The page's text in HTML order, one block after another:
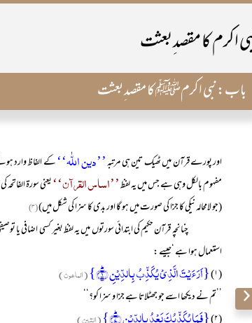
اکرم کا مقصد ِبعثت
باب:نبی اکرمﷺ کا مقصد ِبعثت
اور پورے قرآن میں ٹھیک تین ہی مرتبہ’’دین اللّٰہ‘‘کے الفاظ وارد
مفہوم بالکل وہی ہے جس میں یہ لفظ’’اساس القرآن‘‘یعنی سورۃ
(جو لامحالہ نیکی کا جزا کی صورت میں ہو گا اور بدی کا سزا کی شکل میں)(۳)
چنانچہ قرآن حکیم کی ابتدائی سورتوں میں یہ لفظ بغیر کسی اضافی یا
استعمال ہوا ہے ‘جیسے :
(۱) {اَرَءَیۡتَ الَّذِیۡ یُکَذِّبُ بِالدِّیۡنِ ؕ﴿۱﴾} (الماعون)
’’تم نے دیکھا اسے جو جھٹلاتا ہے جزا و سزا کو؟‘‘